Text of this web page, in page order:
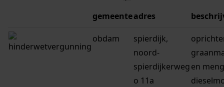
gemeenteadres
obdam
spierdijk,
noord-
spierdijkerweg
o 11a
en